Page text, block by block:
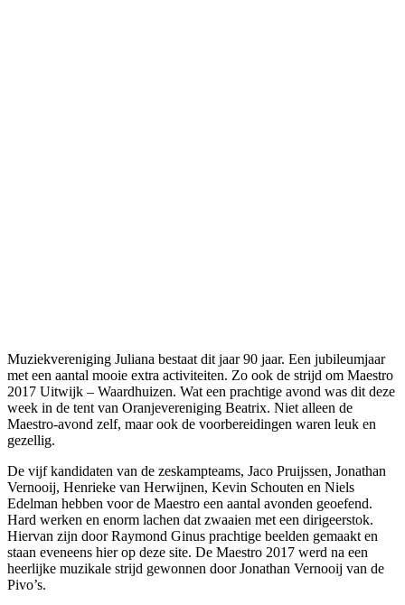
Muziekvereniging Juliana bestaat dit jaar 90 jaar. Een jubileumjaar
met een aantal mooie extra activiteiten. Zo ook de strijd om Maestro
2017 Uitwijk – Waardhuizen. Wat een prachtige avond was dit deze
week in de tent van Oranjevereniging Beatrix. Niet alleen de
Maestro-avond zelf, maar ook de voorbereidingen waren leuk en
gezellig.
De vijf kandidaten van de zeskampteams, Jaco Pruijssen, Jonathan
Vernooij, Henrieke van Herwijnen, Kevin Schouten en Niels
Edelman hebben voor de Maestro een aantal avonden geoefend.
Hard werken en enorm lachen dat zwaaien met een dirigeerstok.
Hiervan zijn door Raymond Ginus prachtige beelden gemaakt en
staan eveneens hier op deze site. De Maestro 2017 werd na een
heerlijke muzikale strijd gewonnen door Jonathan Vernooij van de
Pivo’s.